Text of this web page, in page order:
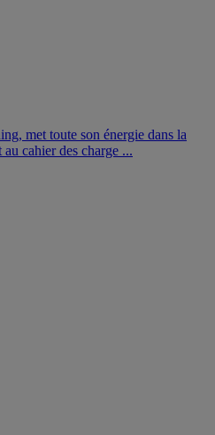
met toute son énergie dans la
cahier des charge ...